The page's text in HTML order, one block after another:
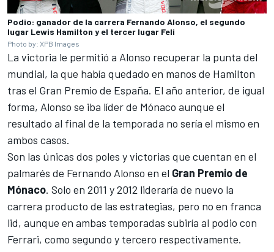
Podio: ganador de la carrera Fernando Alonso, el segundo
lugar Lewis Hamilton y el tercer lugar Feli
Photo by: XPB Images
La victoria le permitió a Alonso recuperar la punta del
mundial, la que había quedado en manos de Hamilton
tras el Gran Premio de España. El año anterior, de igual
forma, Alonso se iba líder de Mónaco aunque el
resultado al final de la temporada no sería el mismo en
ambos casos.
Son las únicas dos poles y victorias que cuentan en el
palmarés de Fernando Alonso en el Gran Premio de
Mónaco. Solo en 2011 y 2012 lideraría de nuevo la
carrera producto de las estrategias, pero no en franca
lid, aunque en ambas temporadas subiría al podio con
Ferrari, como segundo y tercero respectivamente.